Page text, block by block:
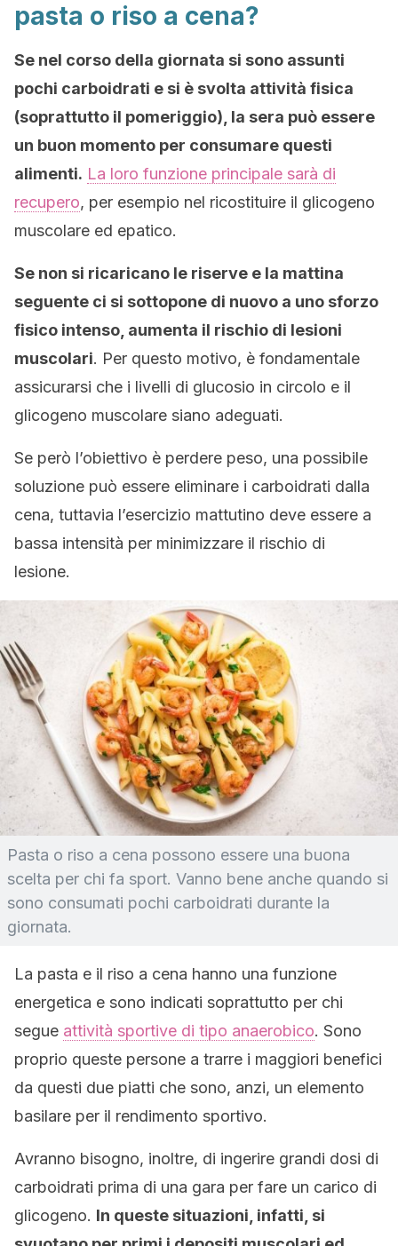
pasta o riso a cena?
Se nel corso della giornata si sono assunti
pochi carboidrati e si è svolta attività fisica
(soprattutto il pomeriggio), la sera può essere
un buon momento per consumare questi
alimenti. La loro funzione principale sarà di
recupero, per esempio nel ricostituire il glicogeno
muscolare ed epatico.
Se non si ricaricano le riserve e la mattina
seguente ci si sottopone di nuovo a uno sforzo
fisico intenso, aumenta il rischio di lesioni
muscolari. Per questo motivo, è fondamentale
assicurarsi che i livelli di glucosio in circolo e il
glicogeno muscolare siano adeguati.
Se però l’obiettivo è perdere peso, una possibile
soluzione può essere eliminare i carboidrati dalla
cena, tuttavia l’esercizio mattutino deve essere a
bassa intensità per minimizzare il rischio di
lesione.
Pasta o riso a cena possono essere una buona
scelta per chi fa sport. Vanno bene anche quando si
sono consumati pochi carboidrati durante la
giornata.
La pasta e il riso a cena hanno una funzione
energetica e sono indicati soprattutto per chi
segue attività sportive di tipo anaerobico. Sono
proprio queste persone a trarre i maggiori benefici
da questi due piatti che sono, anzi, un elemento
basilare per il rendimento sportivo.
Avranno bisogno, inoltre, di ingerire grandi dosi di
carboidrati prima di una gara per fare un carico di
glicogeno. In queste situazioni, infatti, si